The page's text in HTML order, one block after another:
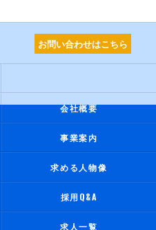
お問い合わせはこちら
会社概要
事業案内
求める人物像
採用Q&A
求人一覧